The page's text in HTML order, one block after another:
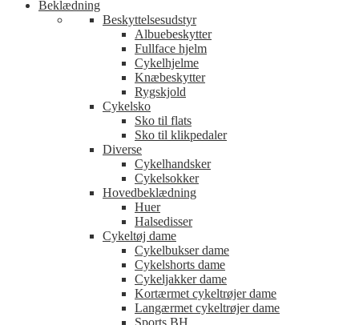
Beklædning
Beskyttelsesudstyr
Albuebeskytter
Fullface hjelm
Cykelhjelme
Knæbeskytter
Rygskjold
Cykelsko
Sko til flats
Sko til klikpedaler
Diverse
Cykelhandsker
Cykelsokker
Hovedbeklædning
Huer
Halsedisser
Cykeltøj dame
Cykelbukser dame
Cykelshorts dame
Cykeljakker dame
Kortærmet cykeltrøjer dame
Langærmet cykeltrøjer dame
Sports BH